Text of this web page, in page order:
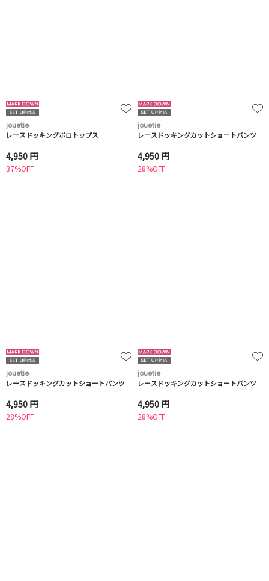
jouetie
レースドッキングポロトップス
4,950 円
37%OFF
jouetie
レースドッキングカットショートパンツ
4,950 円
28%OFF
jouetie
レースドッキングカットショートパンツ
4,950 円
28%OFF
jouetie
レースドッキングカットショートパンツ
4,950 円
28%OFF